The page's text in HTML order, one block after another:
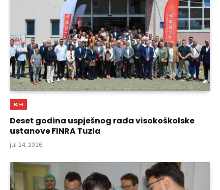
BIH
Deset godina uspješnog rada visokoškolske
ustanove FINRA Tuzla
jul 24, 2026